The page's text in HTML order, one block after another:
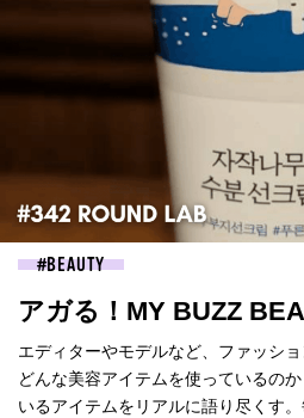
BEAUTY
アガる！MY BUZZ
エディターやモデルなど、ファッシ
どんな美容アイテムを使っているの
いるアイテムをリアルに語り尽くす。